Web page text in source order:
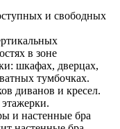
и свободных
в зоне
шкафах, дверцах,
тумбочках.
диванов и кресел.
и настенные бра